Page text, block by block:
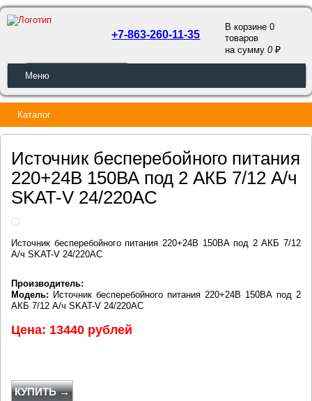
ОБРАТНЫЙ ЗВОНОК
+7-863-260-11-35
В корзине 0
товаров
на сумму0
Меню
Каталог
Источник бесперебойного питания
220+24В 150ВА под 2 АКБ 7/12 А/ч
SKAT-V 24/220AC
Источник бесперебойного питания 220+24В 150ВА под 2 АКБ 7/12
А/ч SKAT-V 24/220AC
Производитель:
Модель: Источник бесперебойного питания 220+24В 150ВА под 2
АКБ 7/12 А/ч SKAT-V 24/220AC
Цена: 13440 рублей
КУПИТЬ →